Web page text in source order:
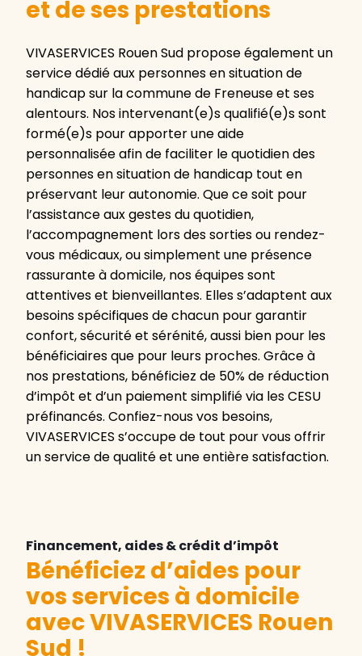
et de ses prestations
VIVASERVICES Rouen Sud propose également un
service dédié aux personnes en situation de
handicap sur la commune de Freneuse et ses
alentours. Nos intervenant(e)s qualifié(e)s sont
formé(e)s pour apporter une aide
personnalisée afin de faciliter le quotidien des
personnes en situation de handicap tout en
préservant leur autonomie. Que ce soit pour
l’assistance aux gestes du quotidien,
l’accompagnement lors des sorties ou rendez-
vous médicaux, ou simplement une présence
rassurante à domicile, nos équipes sont
attentives et bienveillantes. Elles s’adaptent aux
besoins spécifiques de chacun pour garantir
confort, sécurité et sérénité, aussi bien pour les
bénéficiaires que pour leurs proches. Grâce à
nos prestations, bénéficiez de 50% de réduction
d’impôt et d’un paiement simplifié via les CESU
préfinancés. Confiez-nous vos besoins,
VIVASERVICES s’occupe de tout pour vous offrir
un service de qualité et une entière satisfaction.
Financement, aides & crédit d’impôt
Bénéficiez d’aides pour
vos services à domicile
avec VIVASERVICES Rouen
Sud !